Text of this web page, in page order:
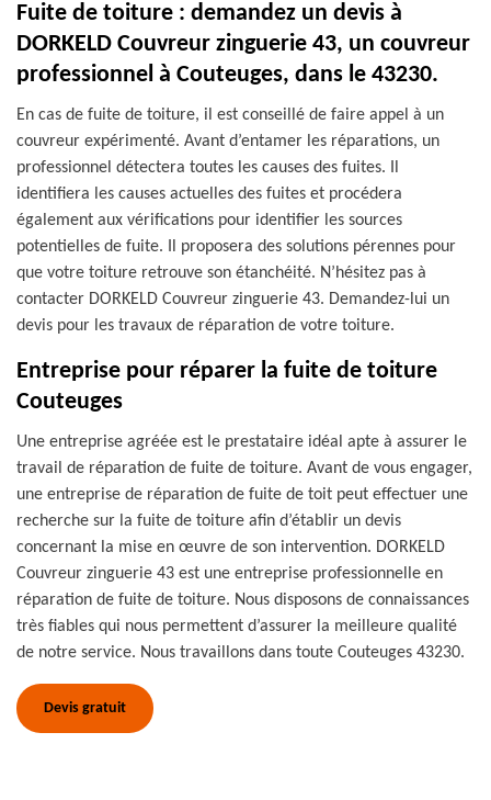
Fuite de toiture : demandez un devis à
DORKELD Couvreur zinguerie 43, un couvreur
professionnel à Couteuges, dans le 43230.
En cas de fuite de toiture, il est conseillé de faire appel à un
couvreur expérimenté. Avant d’entamer les réparations, un
professionnel détectera toutes les causes des fuites. Il
identifiera les causes actuelles des fuites et procédera
également aux vérifications pour identifier les sources
potentielles de fuite. Il proposera des solutions pérennes pour
que votre toiture retrouve son étanchéité. N’hésitez pas à
contacter DORKELD Couvreur zinguerie 43. Demandez-lui un
devis pour les travaux de réparation de votre toiture.
Entreprise pour réparer la fuite de toiture
Couteuges
Une entreprise agréée est le prestataire idéal apte à assurer le
travail de réparation de fuite de toiture. Avant de vous engager,
une entreprise de réparation de fuite de toit peut effectuer une
recherche sur la fuite de toiture afin d’établir un devis
concernant la mise en œuvre de son intervention. DORKELD
Couvreur zinguerie 43 est une entreprise professionnelle en
réparation de fuite de toiture. Nous disposons de connaissances
très fiables qui nous permettent d’assurer la meilleure qualité
de notre service. Nous travaillons dans toute Couteuges 43230.
Devis gratuit